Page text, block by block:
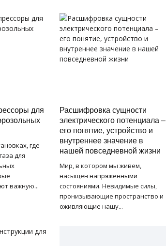
для
где
для
важную...
Расшифровка сущности
электрического потенциала –
его понятие, устройство и
внутреннее значение в
нашей повседневной жизни
Мир, в котором мы живем,
насыщен напряженными
состояниями. Невидимые силы,
пронизывающие пространство и
оживляющие нашу...